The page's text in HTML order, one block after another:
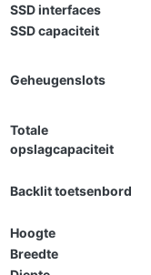
SSD interfaces
SSD capaciteit
Geheugenslots
Totale
opslagcapaciteit
Backlit toetsenbord
Hoogte
Breedte